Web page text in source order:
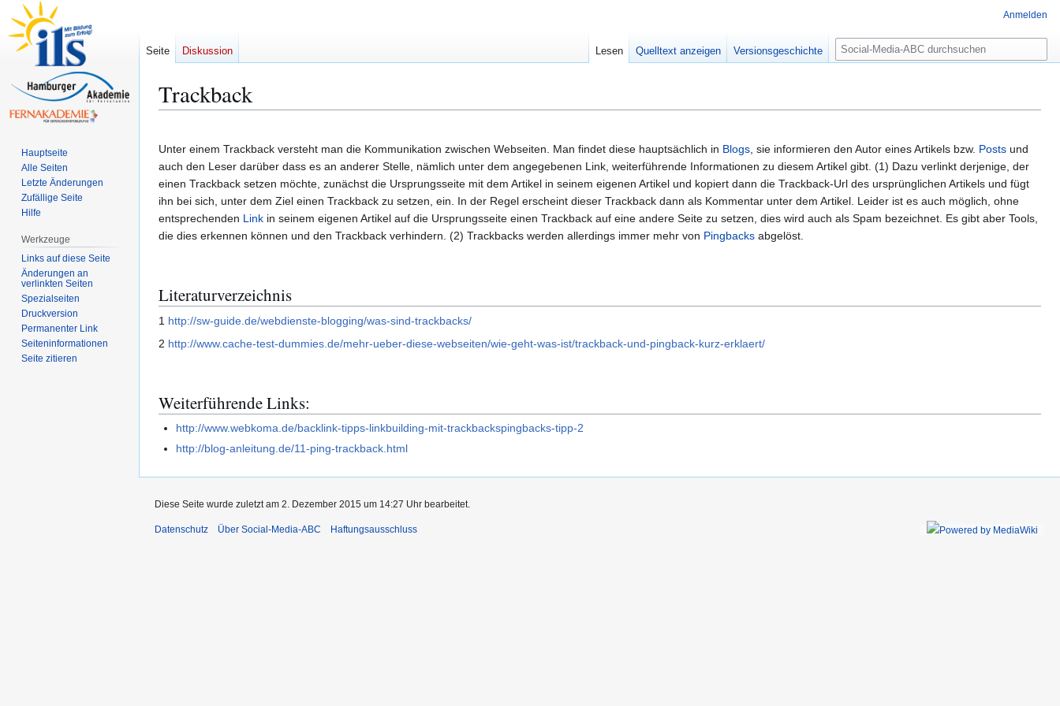
Trackback
Navigation
springen
Suche
springen
Unter einem Trackback versteht man die Kommunikation zwischen Webseiten. Man findet diese hauptsächlich in Blogs, sie informieren den Autor eines Artikels bzw. Posts und
auch den Leser darüber dass es an anderer Stelle, nämlich unter dem angegebenen Link, weiterführende Informationen zu diesem Artikel gibt. (1) Dazu verlinkt derjenige, der
einen Trackback setzen möchte, zunächst die Ursprungsseite mit dem Artikel in seinem eigenen Artikel und kopiert dann die Trackback-Url des ursprünglichen Artikels und fügt
ihn bei sich, unter dem Ziel einen Trackback zu setzen, ein. In der Regel erscheint dieser Trackback dann als Kommentar unter dem Artikel. Leider ist es auch möglich, ohne
entsprechenden Link in seinem eigenen Artikel auf die Ursprungsseite einen Trackback auf eine andere Seite zu setzen, dies wird auch als Spam bezeichnet. Es gibt aber Tools,
die dies erkennen können und den Trackback verhindern. (2) Trackbacks werden allerdings immer mehr von Pingbacks abgelöst.
Literaturverzeichnis
1 http://sw-guide.de/webdienste-blogging/was-sind-trackbacks/
2 http://www.cache-test-dummies.de/mehr-ueber-diese-webseiten/wie-geht-was-ist/trackback-und-pingback-kurz-erklaert/
Weiterführende Links:
http://www.webkoma.de/backlink-tipps-linkbuilding-mit-trackbackspingbacks-tipp-2
http://blog-anleitung.de/11-ping-trackback.html
Anmelden
Seite Diskussion Lesen Quelltext anzeigen Versionsgeschichte
S
u
e
Hauptseite
Alle Seiten
Letzte Änderungen
Zufällige Seite
Hilfe
Werkzeuge
Links auf diese Seite
Änderungen an
verlinkten Seiten
Spezialseiten
Druckversion
Permanenter Link
Seiten­­informationen
Seite zitieren
Diese Seite wurde zuletzt am 2. Dezember 2015 um 14:27 Uhr bearbeitet.
Datenschutz Über Social-Media-ABC Haftungsausschluss